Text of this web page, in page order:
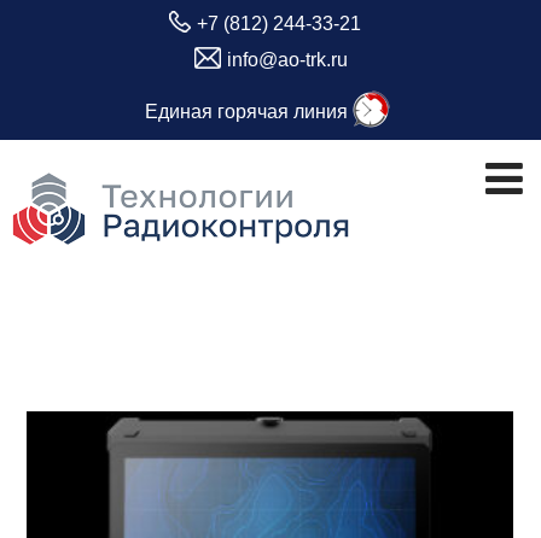
+7 (812) 244-33-21
info@ao-trk.ru
Единая горячая линия